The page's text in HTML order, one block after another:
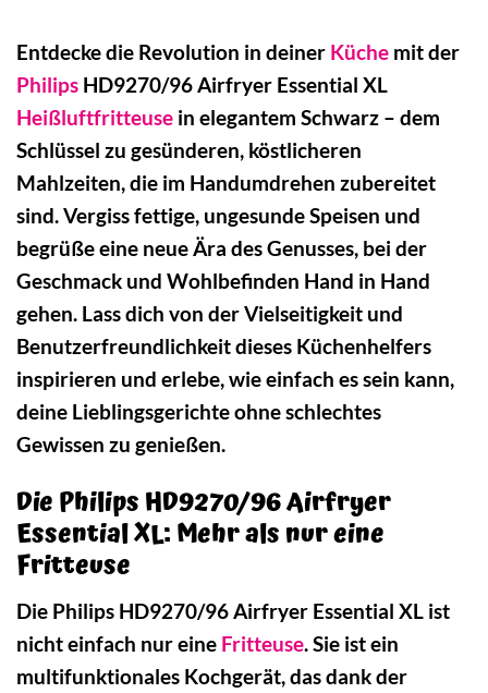
Entdecke die Revolution in deiner Küche mit der
Philips HD9270/96 Airfryer Essential XL
Heißluftfritteuse in elegantem Schwarz – dem
Schlüssel zu gesünderen, köstlicheren
Mahlzeiten, die im Handumdrehen zubereitet
sind. Vergiss fettige, ungesunde Speisen und
begrüße eine neue Ära des Genusses, bei der
Geschmack und Wohlbefinden Hand in Hand
gehen. Lass dich von der Vielseitigkeit und
Benutzerfreundlichkeit dieses Küchenhelfers
inspirieren und erlebe, wie einfach es sein kann,
deine Lieblingsgerichte ohne schlechtes
Gewissen zu genießen.
Die Philips HD9270/96 Airfryer
Essential XL: Mehr als nur eine
Fritteuse
Die Philips HD9270/96 Airfryer Essential XL ist
nicht einfach nur eine Fritteuse. Sie ist ein
multifunktionales Kochgerät, das dank der